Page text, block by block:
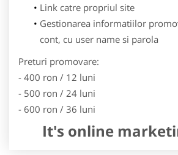
Link catre propriul site
Gestionarea informatiilor
cont, cu user name si parola
Preturi promovare:
- 400 ron / 12 luni
- 500 ron / 24 luni
- 600 ron / 36 luni
It's online